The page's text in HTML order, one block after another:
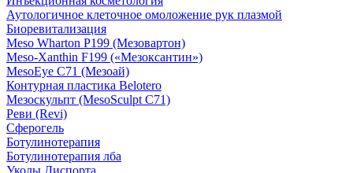
Аутологичное клеточное омоложение рук плазмой
Биоревитализация
Meso Wharton P199 (Мезовартон)
Meso-Xanthin F199 («Мезоксантин»)
MesoEye С71 (Мезоай)
Контурная пластика Belotero
Мезоскульпт (MesoSculpt С71)
Реви (Revi)
Сферогель
Ботулинотерапия
Ботулинотерапия лба
Уколы Диспорта